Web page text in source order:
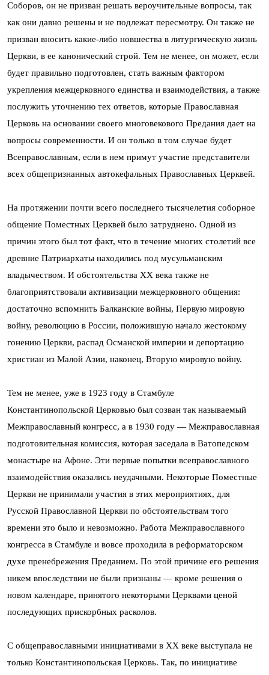
Соборов, он не призван решать вероучительные вопросы, так
как они давно решены и не подлежат пересмотру. Он также не
призван вносить какие-либо новшества в литургическую жизнь
Церкви, в ее канонический строй. Тем не менее, он может, если
будет правильно подготовлен, стать важным фактором
укрепления межцерковного единства и взаимодействия, а также
послужить уточнению тех ответов, которые Православная
Церковь на основании своего многовекового Предания дает на
вопросы современности. И он только в том случае будет
Всеправославным, если в нем примут участие представители
всех общепризнанных автокефальных Православных Церквей.
На протяжении почти всего последнего тысячелетия соборное
общение Поместных Церквей было затруднено. Одной из
причин этого был тот факт, что в течение многих столетий все
древние Патриархаты находились под мусульманским
владычеством. И обстоятельства ХХ века также не
благоприятствовали активизации межцерковного общения:
достаточно вспомнить Балканские войны, Первую мировую
войну, революцию в России, положившую начало жестокому
гонению Церкви, распад Османской империи и депортацию
христиан из Малой Азии, наконец, Вторую мировую войну.
Тем не менее, уже в 1923 году в Стамбуле
Константинопольской Церковью был созван так называемый
Межправославный конгресс, а в 1930 году — Межправославная
подготовительная комиссия, которая заседала в Ватопедском
монастыре на Афоне. Эти первые попытки всеправославного
взаимодействия оказались неудачными. Некоторые Поместные
Церкви не принимали участия в этих мероприятиях, для
Русской Православной Церкви по обстоятельствам того
времени это было и невозможно. Работа Межправославного
конгресса в Стамбуле и вовсе проходила в реформаторском
духе пренебрежения Преданием. По этой причине его решения
никем впоследствии не были признаны — кроме решения о
новом календаре, принятого некоторыми Церквами ценой
последующих прискорбных расколов.
С общеправославными инициативами в ХХ веке выступала не
только Константинопольская Церковь. Так, по инициативе